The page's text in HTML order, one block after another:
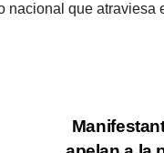
que atraviesa